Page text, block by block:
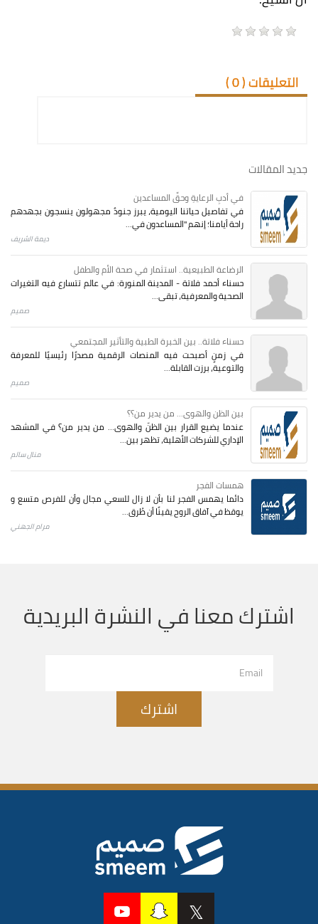
التعليقات (0
)
جديد المقالات
في أدبِ الرعايةِ وحقِّ المساعدين
في تفاصيل حياتنا اليومية، يبرز جنودٌ مجهولون ينسجون بجهدهم
راحة أيامنا؛ إنهم "المساعدون في...
ديمة الشريف
الرضاعة الطبيعية.. استثمار في صحة الأم والطفل
حسناء أحمد فلاتة - المدينة المنورة: في عالم تتسارع فيه التغيرات
الصحية والمعرفية، تبقى...
صميم
حسناء فلاتة.. بين الخبرة الطبية والتأثير المجتمعي
في زمنٍ أصبحت فيه المنصات الرقمية مصدرًا رئيسيًا للمعرفة
والتوعية، برزت القابلة...
صميم
بين الظن والهوى... من يدير من؟؟
عندما يضيع القرار بين الظنّ والهوى… من يدير من؟ في المشهد
الإداري للشركات الأهلية، تظهر بين...
منال سالم
همسات الفجر
دائما يهمس الفجر لنا بأن لا زال للسعي مجال وأن للفرص متسع و
يوقظ في آفاق الروح يقينًا أن طُرق...
مرام الجهني
اشترك معنا في النشرة البريدية
اشترك